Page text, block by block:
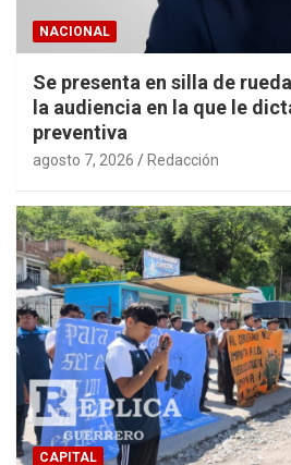
NACIONAL
Se presenta en silla de
la audiencia en la que le
preventiva
agosto 7, 2026 Redacción
CAPITAL